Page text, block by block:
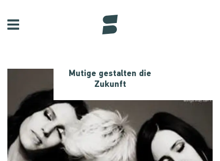
Mutige gestalten die
Zukunft